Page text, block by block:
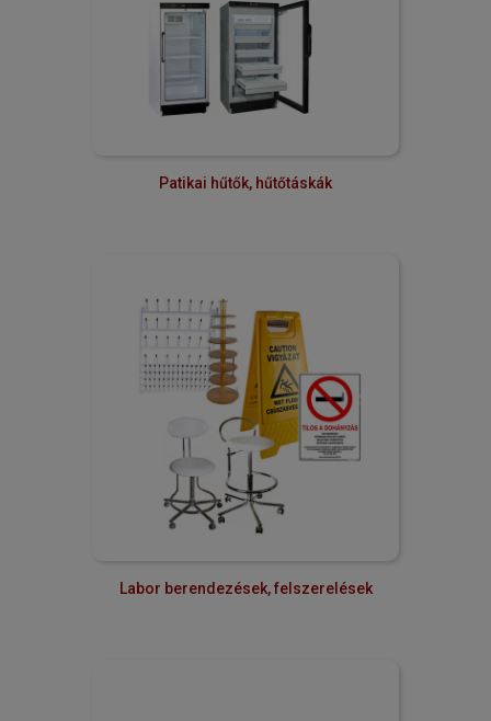
Patikai hűtők, hűtőtáskák
Labor berendezések, felszerelések